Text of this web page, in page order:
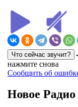
нажмите снова
Сообщить об
Новое Радио